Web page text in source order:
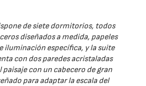
de siete dormitorios, todos
diseñados a medida, papeles
iluminación específica, y la suite
con dos paredes acristaladas
paisaje con un cabecero de gran
para adaptar la escala del